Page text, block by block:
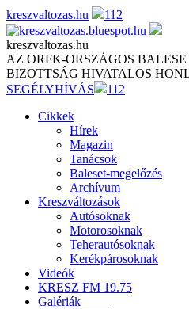
Skip
to
content
kreszvaltozas.hu 112
kreszvaltozas.hu
AZ ORFK-ORSZÁGOS
BIZOTTSÁG HIVATALOS
SEGÉLYHÍVÁS
112
Cikkek
Hírek
Magazin
Tanácsok
Baleset-megelőzés
Archívum
Kreszváltozások
Autósoknak
Motorosoknak
Teherautósoknak
Kerékpárosoknak
Videók
KRESZ FM 19.75
Galériák